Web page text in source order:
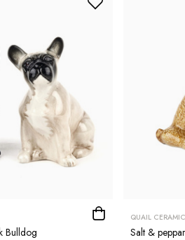
Bulldog
QUAIL
Salt &